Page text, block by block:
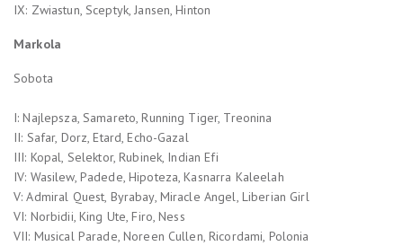
IX: Zwiastun, Sceptyk, Jansen, Hinton
Markola
Sobota
I: Najlepsza, Samareto, Running Tiger, Treonina
II: Safar, Dorz, Etard, Echo-Gazal
III: Kopal, Selektor, Rubinek, Indian Efi
IV: Wasilew, Padede, Hipoteza, Kasnarra Kaleelah
V: Admiral Quest, Byrabay, Miracle Angel, Liberian Girl
VI: Norbidii, King Ute, Firo, Ness
VII: Musical Parade, Noreen Cullen, Ricordami, Polonia